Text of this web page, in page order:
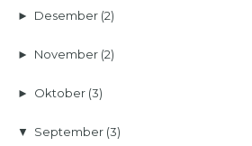
► Desember (2)
► November (2)
► Oktober (3)
▼ September (3)